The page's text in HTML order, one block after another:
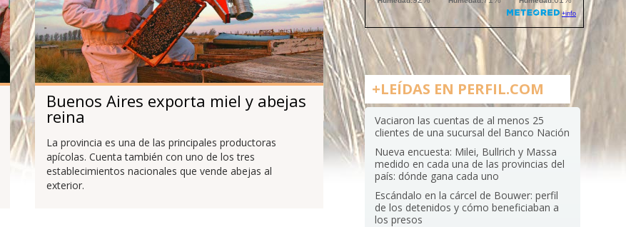
Buenos Aires exporta miel y abejas
reina
La provincia es una de las principales productoras
apícolas. Cuenta también con uno de los tres
establecimientos nacionales que vende abejas al
exterior.
+LEÍDAS EN PERFIL.COM
Vaciaron las cuentas de al menos 25
clientes de una sucursal del Banco Nación
Nueva encuesta: Milei, Bullrich y Massa
medido en cada una de las provincias del
país: dónde gana cada uno
Escándalo en la cárcel de Bouwer: perfil
de los detenidos y cómo beneficiaban a
los presos